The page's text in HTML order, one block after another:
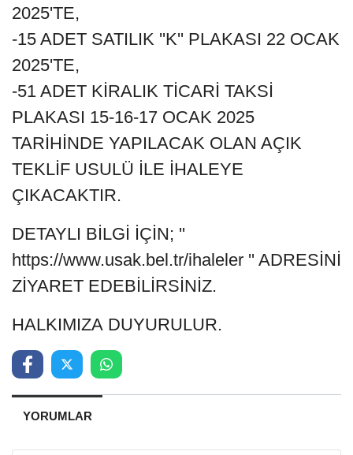
2025'TE,
-15 ADET SATILIK ''K'' PLAKASI 22 OCAK
2025'TE,
-51 ADET KİRALIK TİCARİ TAKSİ
PLAKASI 15-16-17 OCAK 2025
TARİHİNDE YAPILACAK OLAN AÇIK
TEKLİF USULÜ İLE İHALEYE
ÇIKACAKTIR.
DETAYLI BİLGİ İÇİN; ''
https://www.usak.bel.tr/ihaleler '' ADRESİNİ
ZİYARET EDEBİLİRSİNİZ.
HALKIMIZA DUYURULUR.
YORUMLAR